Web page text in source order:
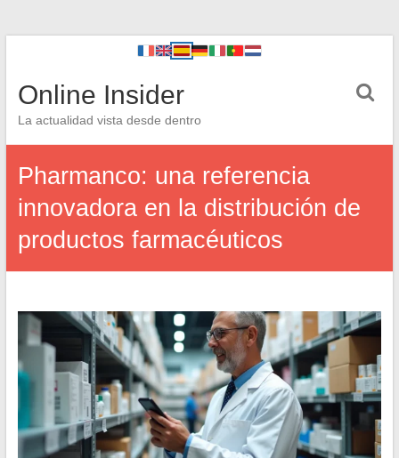
Online Insider
La actualidad vista desde dentro
Pharmanco: una referencia
innovadora en la distribución de
productos farmacéuticos